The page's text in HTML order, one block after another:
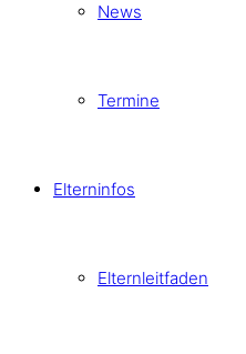
News
Termine
Elterninfos
Elternleitfaden